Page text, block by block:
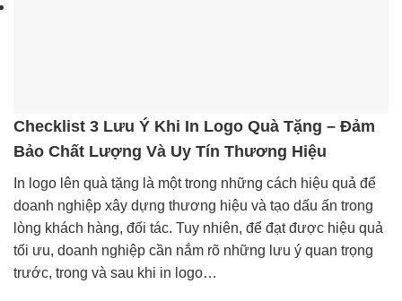
Checklist 3 Lưu Ý Khi In Logo Quà Tặng – Đảm
Bảo Chất Lượng Và Uy Tín Thương Hiệu
In logo lên quà tặng là một trong những cách hiệu quả để
doanh nghiệp xây dựng thương hiệu và tạo dấu ấn trong
lòng khách hàng, đối tác. Tuy nhiên, để đạt được hiệu quả
tối ưu, doanh nghiệp cần nắm rõ những lưu ý quan trọng
trước, trong và sau khi in logo…